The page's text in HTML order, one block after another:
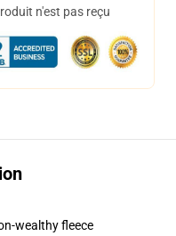
n'est pas reçu
wealthy fleece